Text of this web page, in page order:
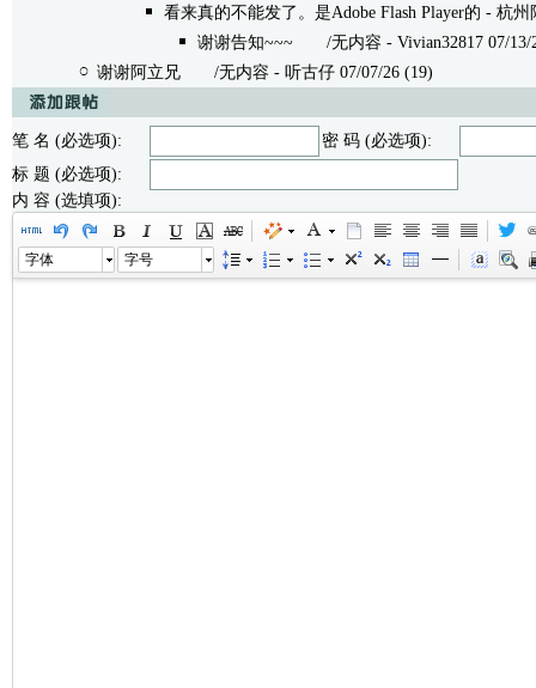
看来真的不能发了。是Adobe Flash Player的 - 杭州
谢谢告知~~~ /无内容 - Vivian32817 07/13/
谢谢阿立兄 /无内容 - 听古仔 07/07/26 (19)
笔 名 (必选项):
密 码 (必选项):
标 题 (必选项):
内 容 (选填项):
字体 字号